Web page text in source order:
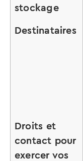
stockage
Destinataires
Droits et
contact pour
exercer vos